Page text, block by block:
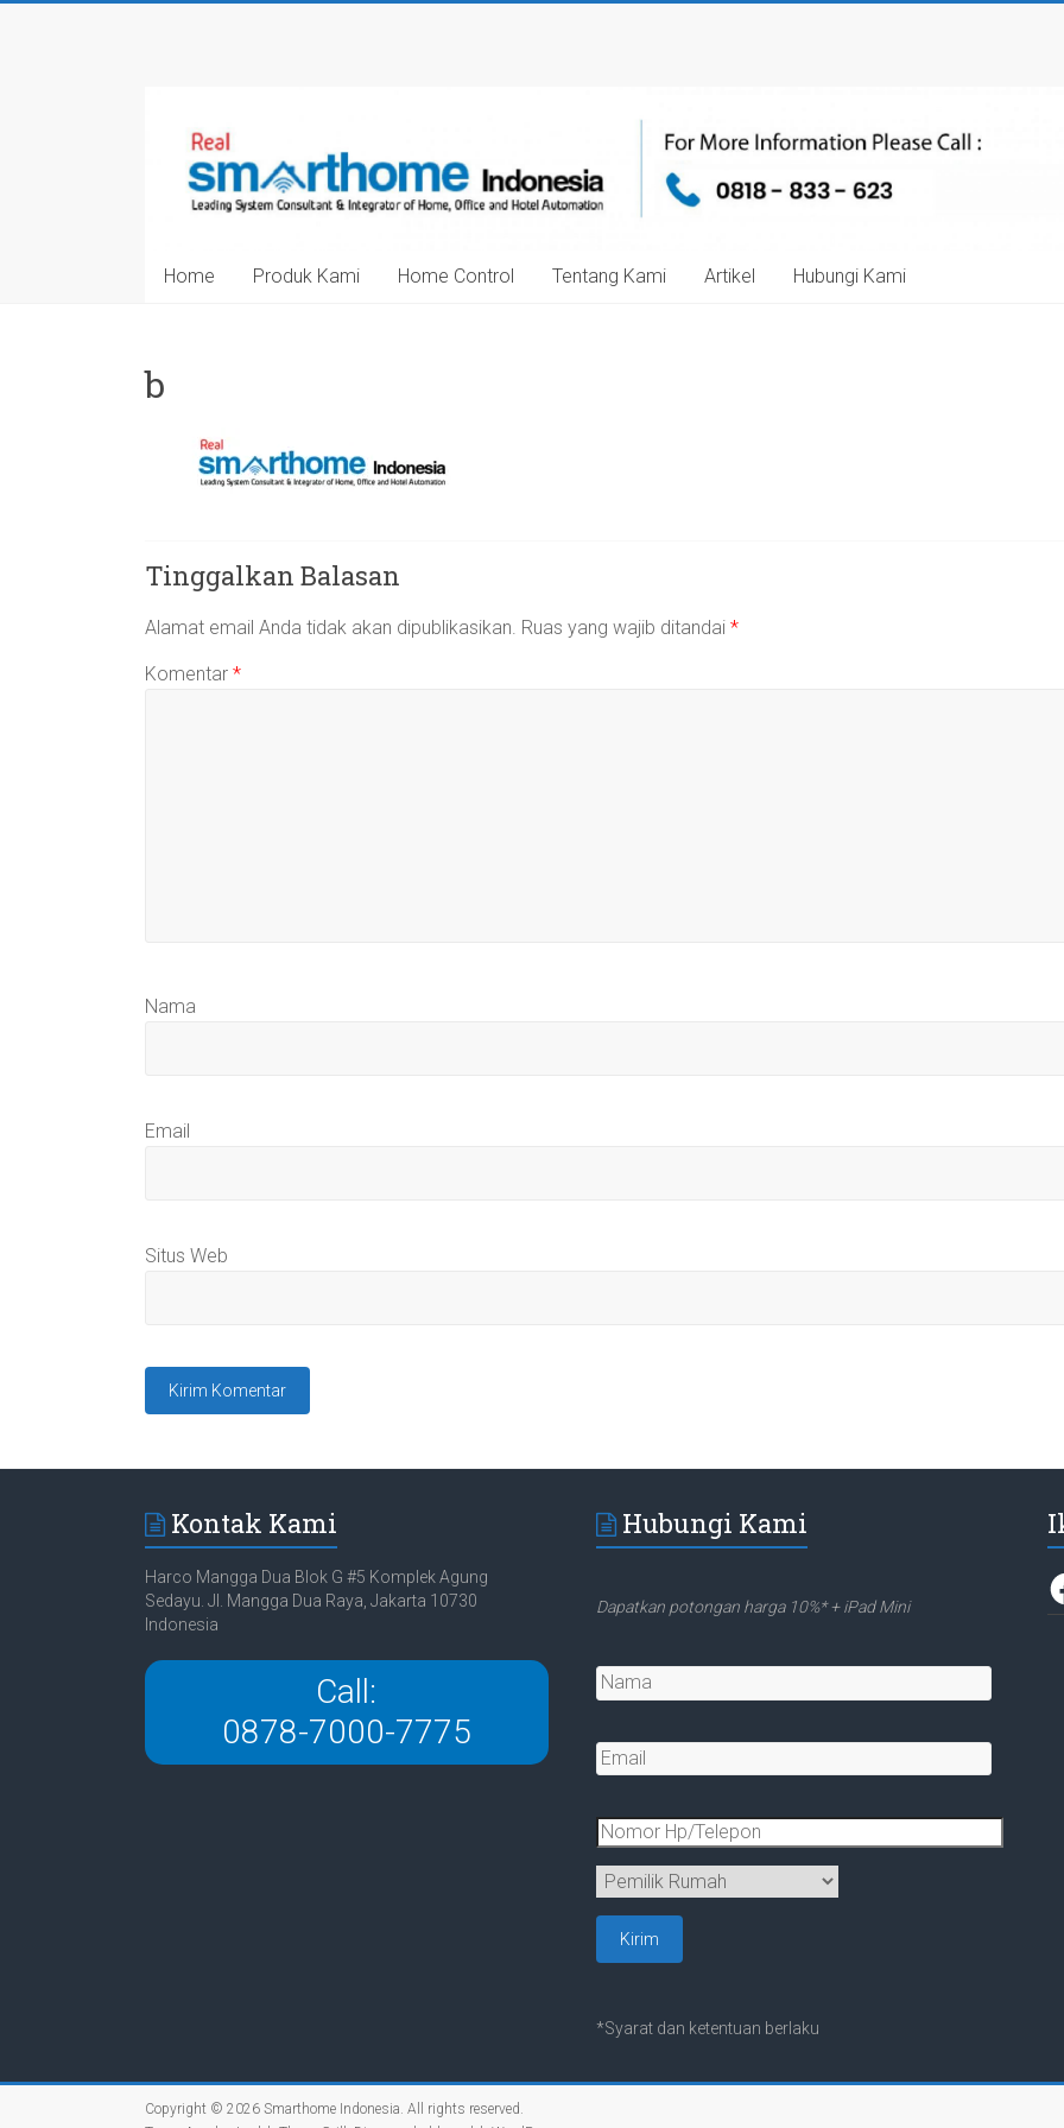
Indonesia
Leading
System
Consultant
Integrator
and
Automation
Home Produk Kami Home Control Tentang Kami Artikel Hubungi Kami
b
Tinggalkan Balasan
Alamat email Anda tidak akan dipublikasikan. Ruas yang wajib ditandai *
Komentar *
Nama
Email
Situs Web
Kontak Kami
Harco Mangga Dua Blok G #5 Komplek Agung
Sedayu. Jl. Mangga Dua Raya, Jakarta 10730
Indonesia
Call:
0878-7000-7775
Hubungi Kami
Dapatkan potongan harga 10%* + iPad Mini
*Syarat dan ketentuan berlaku
Copyright © 2026 Smarthome Indonesia. All rights reserved.